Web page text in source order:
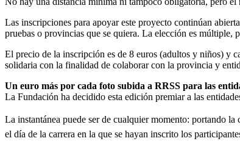
Las inscripciones para apoyar este proyecto continúan
pruebas o provincias que se quiera. La elección es múltiple,
El precio de la inscripción es de 8 euros (adultos y niños) y
solidaria con la finalidad de colaborar con la provincia y
Un euro más por cada foto subida a RRSS para las
La Fundación ha decidido esta edición premiar a las
La instantánea puede ser de cualquier momento: portando
el día de la carrera en la que se hayan inscrito los